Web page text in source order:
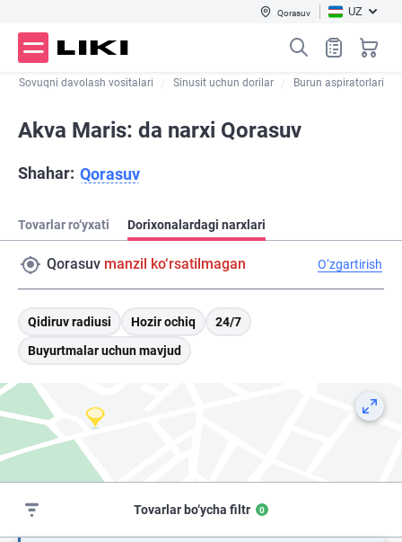
Qorasuv UZ
Sovuqni davolash vositalari Sinusit uchun dorilar Burun aspiratorlari
Akva Maris: da narxi Qorasuv
Shahar: Qorasuv
Tovarlar ro‘yxati Dorixonalardagi narxlari
Qorasuv manzil ko‘rsatilmagan O‘zgartirish
Qidiruv radiusi Hozir ochiq
24/7
Buyurtmalar uchun mavjud
Tovarlar bo‘ycha filtr 0